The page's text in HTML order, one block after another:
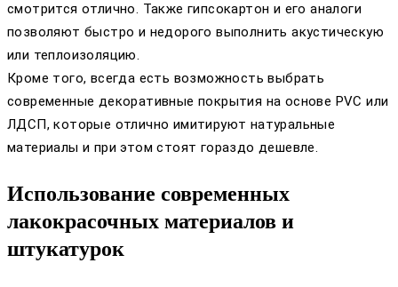
смотрится отлично. Также гипсокартон и его аналоги
позволяют быстро и недорого выполнить акустическую
или теплоизоляцию.
Кроме того, всегда есть возможность выбрать
современные декоративные покрытия на основе PVC или
ЛДСП, которые отлично имитируют натуральные
материалы и при этом стоят гораздо дешевле.
Использование современных
лакокрасочных материалов и
штукатурок